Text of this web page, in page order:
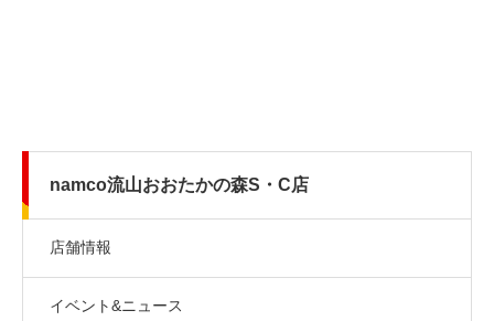
namco流山おおたかの森S・C店
店舗情報
イベント&ニュース